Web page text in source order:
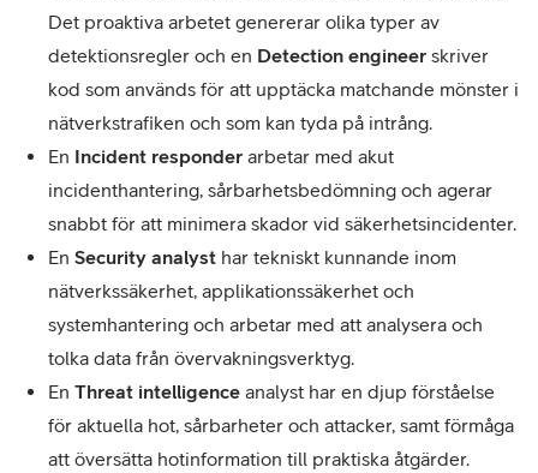
Det proaktiva arbetet genererar olika typer av
detektionsregler och en Detection engineer skriver
kod som används för att upptäcka matchande mönster i
nätverkstrafiken och som kan tyda på intrång.
En Incident responder arbetar med akut
incidenthantering, sårbarhetsbedömning och agerar
snabbt för att minimera skador vid säkerhetsincidenter.
En Security analyst har tekniskt kunnande inom
nätverkssäkerhet, applikationssäkerhet och
systemhantering och arbetar med att analysera och
tolka data från övervakningsverktyg.
En Threat intelligence analyst har en djup förståelse
för aktuella hot, sårbarheter och attacker, samt förmåga
att översätta hotinformation till praktiska åtgärder.